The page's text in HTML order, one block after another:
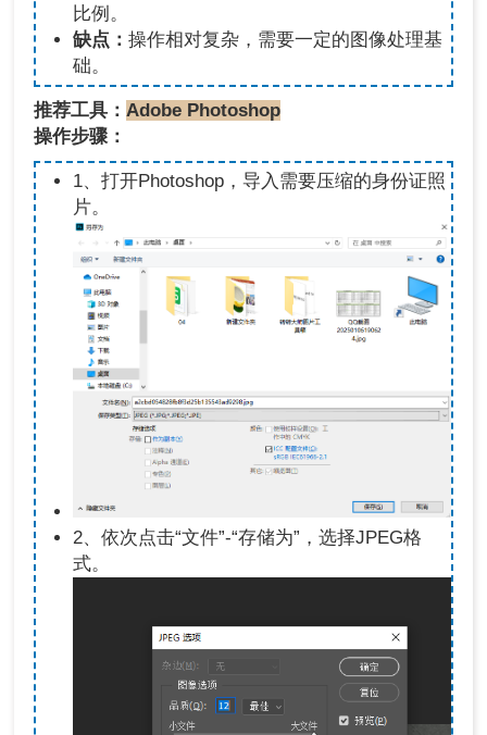
比例。
缺点： 操作相对复杂，需要一定的图像处理基
础。
推荐工具：Adobe Photoshop
操作步骤：
1、打开Photoshop，导入需要压缩的身份证照
片。
2、依次点击“文件”-“存储为”，选择JPEG格
式。